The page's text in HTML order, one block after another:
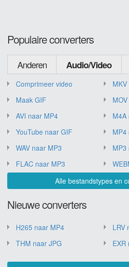
Populaire converters
Anderen Audio/Video
Comprimeer video
Maak GIF
AVI naar MP4
M4A
YouTube naar GIF
MP4
WAV naar MP3
MP3
FLAC naar MP3
Alle bestandstypes en
Nieuwe converters
H265 naar MP4
LRV
THM naar JPG
EXR